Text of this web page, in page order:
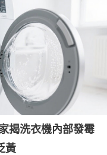
揭洗衣機內部發霉
黃